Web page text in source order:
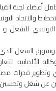
أعضاء لجنة
والاتحاد
التونسي للشغل
الشغل الذي
وتطوير قدرات
عن شغل وتحسين